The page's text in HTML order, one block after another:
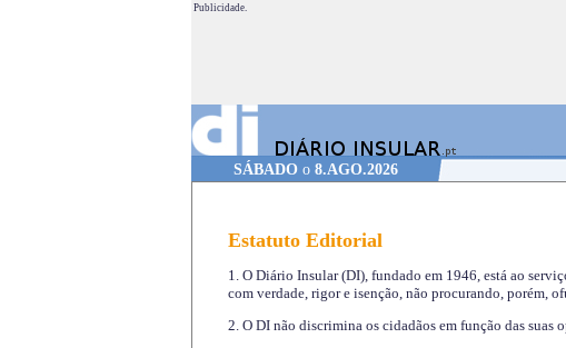
Publicidade.
SÁBADO o 8.AGO.2026
Estatuto Editorial
1. O Diário Insular (DI), fundado em 1946, está ao
com verdade, rigor e isenção, não procurando, porém,
2. O DI não discrimina os cidadãos em função das